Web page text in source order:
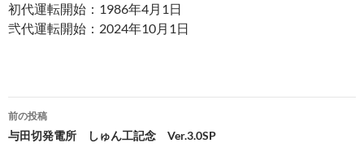
初代運転開始：1986年4月1日
弐代運転開始：2024年10月1日
投
稿
前の投稿
与田切発電所 しゅん工記念 Ver.3.0SP